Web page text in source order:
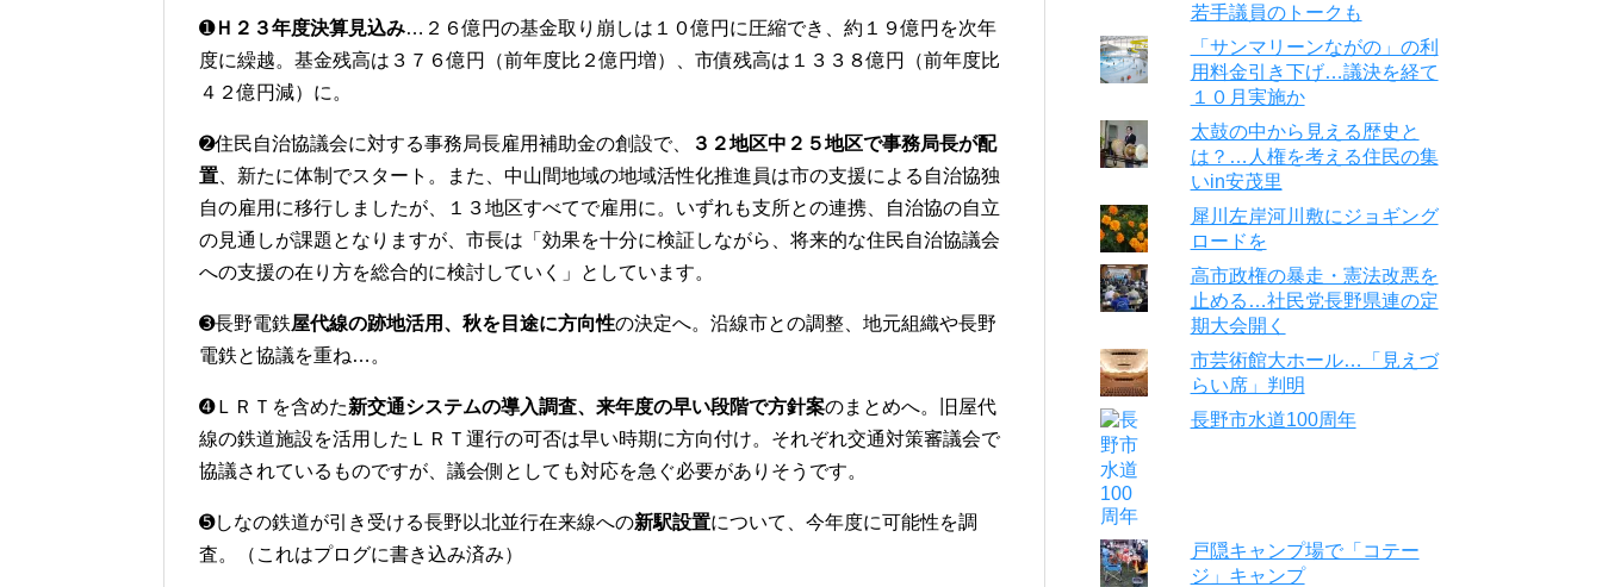
➊Ｈ２３年度決算見込み…２６億円の基金取り崩しは１０億円に圧縮でき、約１９億円を次年
度に繰越。基金残高は３７６億円（前年度比２億円増）、市債残高は１３３８億円（前年度比
４２億円減）に。
➋住民自治協議会に対する事務局長雇用補助金の創設で、
３２地区中２５地区で事務局長が配
置 、新たに体制でスタート。また、中山間地域の地域活性化推進員は市の支援による自治協独
自の雇用に移行しましたが、１３地区すべてで雇用に。いずれも支所との連携、自治協の自立
の見通しが課題となりますが、市長は「効果を十分に検証しながら、将来的な住民自治協議会
への支援の在り方を総合的に検討していく」としています。
➌長野電鉄屋代線の跡地活用、秋を目途に方向性の決定へ。沿線市との調整、地元組織や長野
電鉄と協議を重ね…。
➍ＬＲＴを含めた新交通システムの導入調査、来年度の早い段階で方針案のまとめへ。旧屋代
線の鉄道施設を活用したＬＲＴ運行の可否は早い時期に方向付け。それぞれ交通対策審議会で
協議されているものですが、議会側としても対応を急ぐ必要がありそうです。
➎しなの鉄道が引き受ける長野以北並行在来線への新駅設置について、今年度に可能性を調
査。（これはプログに書き込み済み）
若手議員のトークも
「サンマリーンながの」の利
用料金引き下げ…議決を経て
１０月実施か
太鼓の中から見える歴史と
は？…人権を考える住民の集
いin安茂里
犀川左岸河川敷にジョギング
ロードを
高市政権の暴走・憲法改悪を
止める…社民党長野県連の定
期大会開く
市芸術館大ホール…「見えづ
らい席」判明
長野市水道100周年
戸隠キャンプ場で「コテー
ジ」キャンプ